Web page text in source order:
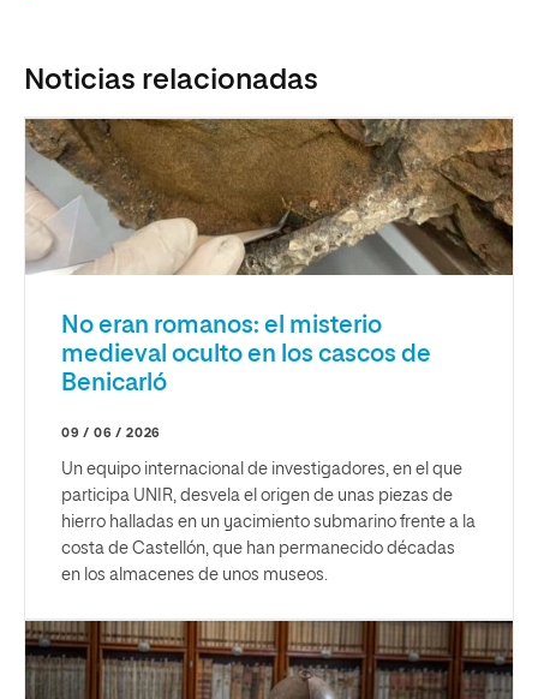
Noticias relacionadas
No eran romanos: el misterio
medieval oculto en los cascos de
Benicarló
09 / 06 / 2026
Un equipo internacional de investigadores, en el que
participa UNIR, desvela el origen de unas piezas de
hierro halladas en un yacimiento submarino frente a la
costa de Castellón, que han permanecido décadas
en los almacenes de unos museos.